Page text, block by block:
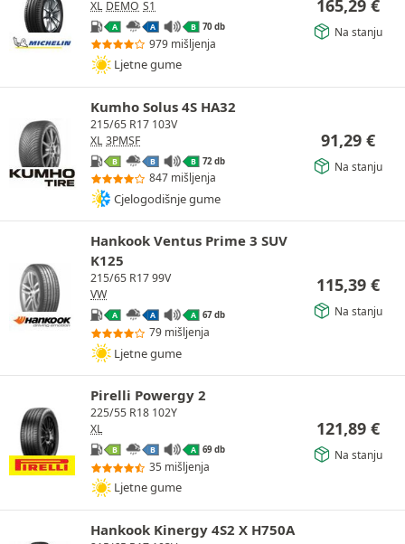
XL DEMO S1
A A B 70 db
979 mišljenja
Ljetne gume
165,29 €
Na stanju
Kumho Solus 4S HA32
215/65 R17 103V
XL 3PMSF
B B B 72 db
847 mišljenja
Cjelogodišnje gume
91,29 €
Na stanju
Hankook Ventus Prime 3 SUV
K125
215/65 R17 99V
VW
A A A 67 db
79 mišljenja
Ljetne gume
115,39 €
Na stanju
Pirelli Powergy 2
225/55 R18 102Y
XL
B B A 69 db
35 mišljenja
Ljetne gume
121,89 €
Na stanju
Hankook Kinergy 4S2 X H750A